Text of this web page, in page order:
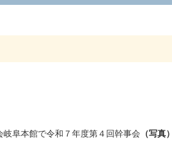
阜本館で令和７年度第４回幹事会 （写真）